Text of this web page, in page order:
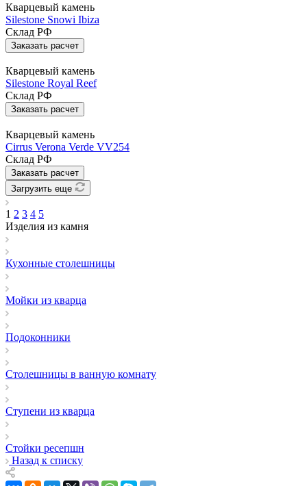
Кварцевый камень
Silestone Snowi Ibiza
Склад РФ
Заказать расчет
Кварцевый камень
Silestone Royal Reef
Склад РФ
Заказать расчет
Кварцевый камень
Cirrus Verona Verde VV254
Склад РФ
Заказать расчет
Загрузить еще
1 2 3 4 5
Изделия из камня
Кухонные столешницы
Мойки из кварца
Подоконники
Столешницы в ванную комнату
Ступени из кварца
Стойки ресепшн
Назад к списку